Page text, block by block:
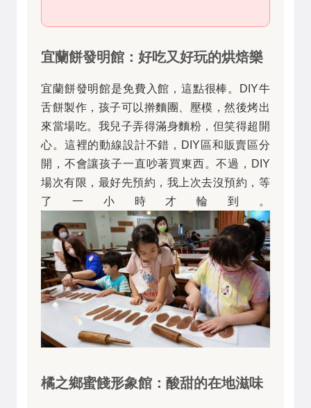
宜蘭餅發明館：好吃又好玩的烘焙樂
宜蘭餅發明館是免費入館，這點很棒。DIY牛
舌餅製作，孩子可以擀麵團、壓模，然後烤出
來當場吃。我兒子弄得滿身麵粉，但笑得超開
心。這裡的動線設計不錯，DIY區和販賣區分
開，不會讓孩子一直吵著買東西。不過，DIY
場次有限，最好先預約，我上次去沒預約，等
了一小時才輪到。
橘之鄉蜜餞形象館：酸甜的在地滋味